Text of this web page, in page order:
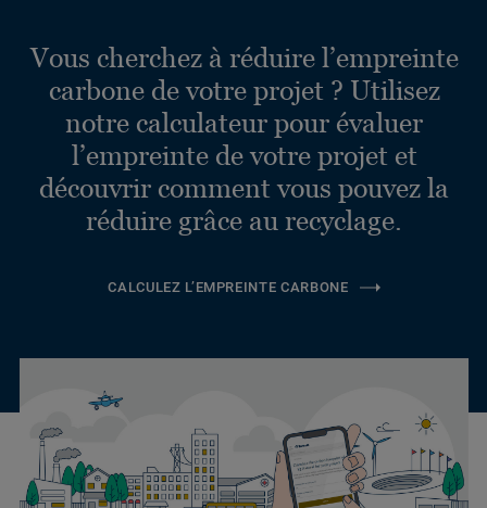
Vous cherchez à réduire l’empreinte
carbone de votre projet ? Utilisez
notre calculateur pour évaluer
l’empreinte de votre projet et
découvrir comment vous pouvez la
réduire grâce au recyclage.
CALCULEZ L’EMPREINTE CARBONE